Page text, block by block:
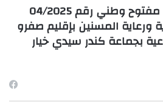
إعلان عن طلب عروض مفتوح وطني رقم 04/2025
ورعاية المسنين بإقليم صفرو
بجماعة كندر سيدي خيار